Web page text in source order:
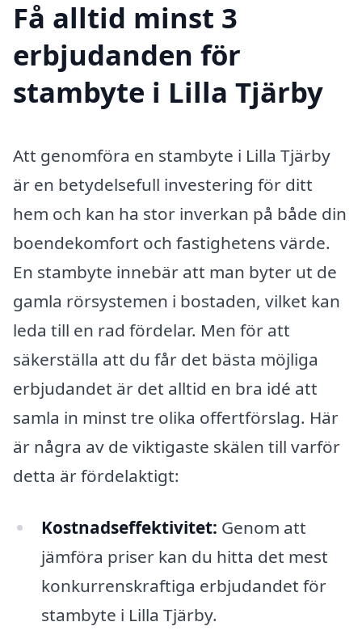
Få alltid minst 3
erbjudanden för
stambyte i Lilla Tjärby
Att genomföra en stambyte i Lilla Tjärby
är en betydelsefull investering för ditt
hem och kan ha stor inverkan på både din
boendekomfort och fastighetens värde.
En stambyte innebär att man byter ut de
gamla rörsystemen i bostaden, vilket kan
leda till en rad fördelar. Men för att
säkerställa att du får det bästa möjliga
erbjudandet är det alltid en bra idé att
samla in minst tre olika offertförslag. Här
är några av de viktigaste skälen till varför
detta är fördelaktigt:
Kostnadseffektivitet: Genom att
jämföra priser kan du hitta det mest
konkurrenskraftiga erbjudandet för
stambyte i Lilla Tjärby.